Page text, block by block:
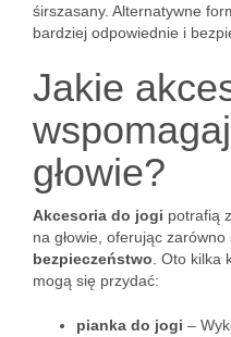
śirszasany. Alternatywne
bardziej odpowiednie i
Jakie
głowie?
Akcesoria do jogi potrafią
na głowie, oferując zarówno
bezpieczeństwo . Oto
mogą się przydać:
pianka do jogi –